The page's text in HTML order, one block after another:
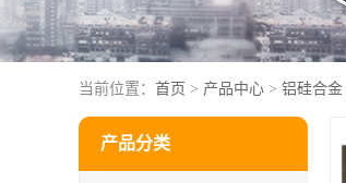
当前位置： 首页 > 产品中心 > 铝硅合金
产品分类